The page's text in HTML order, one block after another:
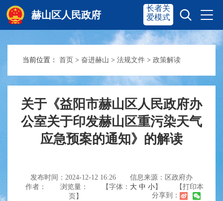
赫山区人民政府
赫山首页 奋进赫山
政务要闻 多彩资湘
信息公开 政务服务
互动交流
长者关
爱模式
当前位置： 首页 > 奋进赫山 > 法规文件 > 政策解读
关于《益阳市赫山区人民政府办
公室关于印发赫山区重污染天气
应急预案的通知》的解读
发布时间：2024-12-12 16:26
信息来源：区政府办
作者：
浏览量： 【字体： 大 中 小】
【打印本
页】
分享到：